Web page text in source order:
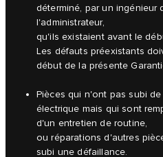
déterminé, par un ingénieur
l'administrateur,
qu'ils existaient avant le
Les défauts préexistants
début de la présente
Pièces qui n'ont pas subi
électrique mais qui sont
d'un entretien de routine,
ou réparations d'autres
subi une défaillance.